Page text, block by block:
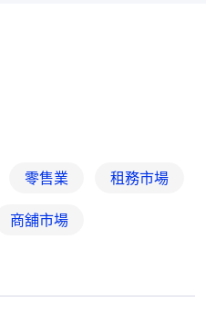
零售業 租務市場
商舖市場